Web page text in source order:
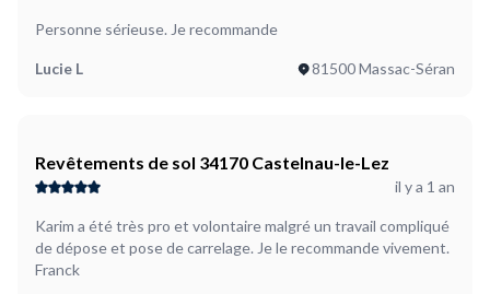
Personne sérieuse. Je recommande
Lucie L 81500 Massac-Séran
Revêtements de sol 34170 Castelnau-le-Lez
il y a 1 an
Karim a été très pro et volontaire malgré un travail compliqué
de dépose et pose de carrelage. Je le recommande vivement.
Franck